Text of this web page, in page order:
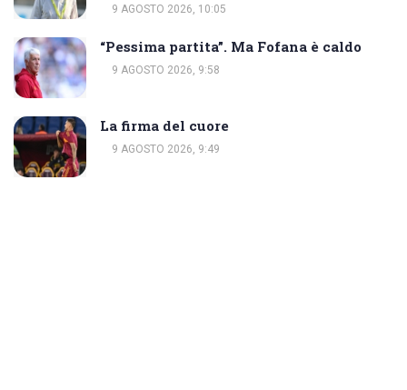
9 AGOSTO 2026, 10:05
“Pessima partita”. Ma Fofana è caldo
9 AGOSTO 2026, 9:58
La firma del cuore
9 AGOSTO 2026, 9:49